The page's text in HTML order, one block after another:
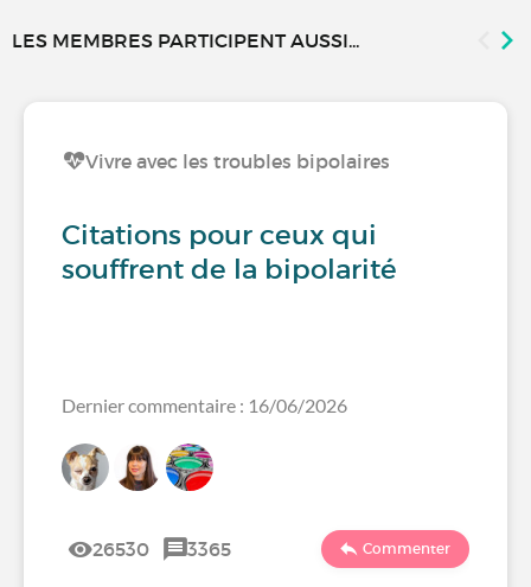
LES MEMBRES PARTICIPENT AUSSI...
Vivre avec les troubles bipolaires
Citations pour ceux qui
souffrent de la bipolarité
Dernier commentaire : 16/06/2026
26530 3365 Commenter